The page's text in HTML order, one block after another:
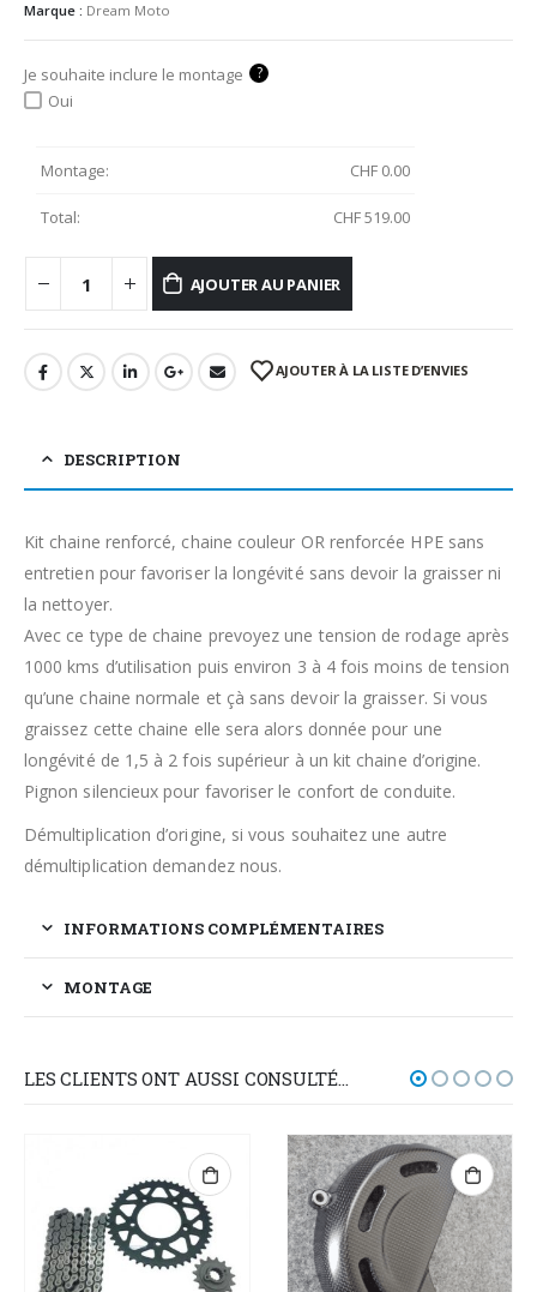
Marque : Dream Moto
Je souhaite inclure le montage ?
Oui
Montage: CHF 0.00
Total: CHF519.00
AJOUTER AU PANIER
AJOUTER À LA LISTE D’ENVIES
DESCRIPTION
Kit chaine renforcé, chaine couleur OR renforcée HPE sans
entretien pour favoriser la longévité sans devoir la graisser ni
la nettoyer.
Avec ce type de chaine prevoyez une tension de rodage après
1000 kms d’utilisation puis environ 3 à 4 fois moins de tension
qu’une chaine normale et çà sans devoir la graisser. Si vous
graissez cette chaine elle sera alors donnée pour une
longévité de 1,5 à 2 fois supérieur à un kit chaine d’origine.
Pignon silencieux pour favoriser le confort de conduite.
Démultiplication d’origine, si vous souhaitez une autre
démultiplication demandez nous.
INFORMATIONS COMPLÉMENTAIRES
MONTAGE
LES CLIENTS ONT AUSSI CONSULTÉ…